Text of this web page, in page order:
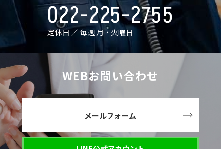
022-225-2755
定休日 ／ 毎週 月・火曜日
WEBお問い合わせ
メールフォーム